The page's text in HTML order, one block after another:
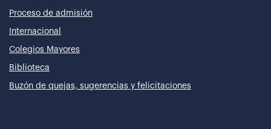
Proceso de admisión
Internacional
Colegios Mayores
Biblioteca
Buzón de quejas, sugerencias y felicitaciones